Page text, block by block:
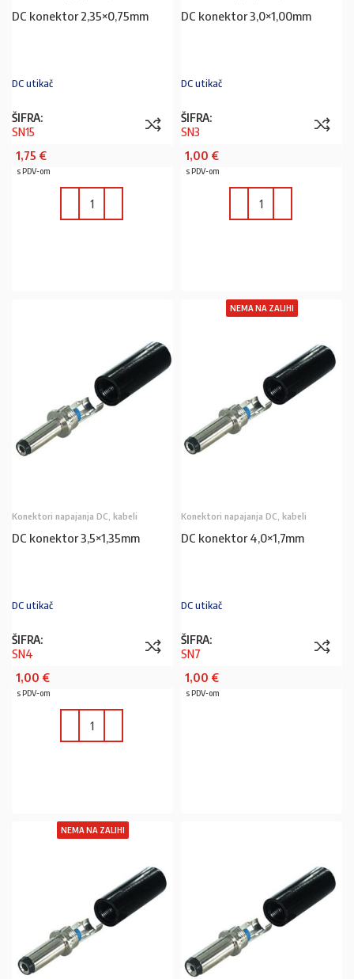
DC konektor 2,35×0,75mm
DC utikač
ŠIFRA:
SN15
1,75 €
s PDV-om
DC konektor 3,0×1,00mm
DC utikač
ŠIFRA:
SN3
1,00 €
s PDV-om
Konektori napajanja DC, kabeli
DC konektor 3,5×1,35mm
DC utikač
ŠIFRA:
SN4
1,00 €
s PDV-om
NEMA NA ZALIHI
Konektori napajanja DC, kabeli
DC konektor 4,0×1,7mm
DC utikač
ŠIFRA:
SN7
1,00 €
s PDV-om
NEMA NA ZALIHI